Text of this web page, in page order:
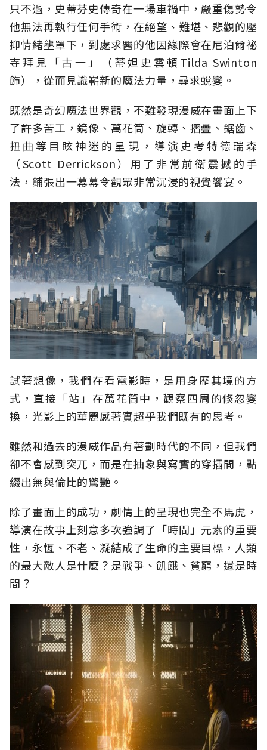
只不過，史蒂芬史傳奇在一場車禍中，嚴重傷勢令
他無法再執行任何手術，在絕望、難堪、悲觀的壓
抑情緒壟罩下，到處求醫的他因緣際會在尼泊爾祕
寺拜見「古一」（蒂妲史雲頓Tilda Swinton
飾），從而見識嶄新的魔法力量，尋求蛻變。
既然是奇幻魔法世界觀，不難發現漫威在畫面上下
了許多苦工，鏡像、萬花筒、旋轉、摺疊、鋸齒、
扭曲等目眩神迷的呈現，導演史考特德瑞森
（Scott Derrickson）用了非常前衛震撼的手
法，鋪張出一幕幕令觀眾非常沉浸的視覺饗宴。
試著想像，我們在看電影時，是用身歷其境的方
式，直接「站」在萬花筒中，觀察四周的倏忽變
換，光影上的華麗感著實超乎我們既有的思考。
雖然和過去的漫威作品有著劃時代的不同，但我們
卻不會感到突兀，而是在抽象與寫實的穿插間，點
綴出無與倫比的驚艷。
除了畫面上的成功，劇情上的呈現也完全不馬虎，
導演在故事上刻意多次強調了「時間」元素的重要
性，永恆、不老、凝結成了生命的主要目標，人類
的最大敵人是什麼？是戰爭、飢餓、貧窮，還是時
間？